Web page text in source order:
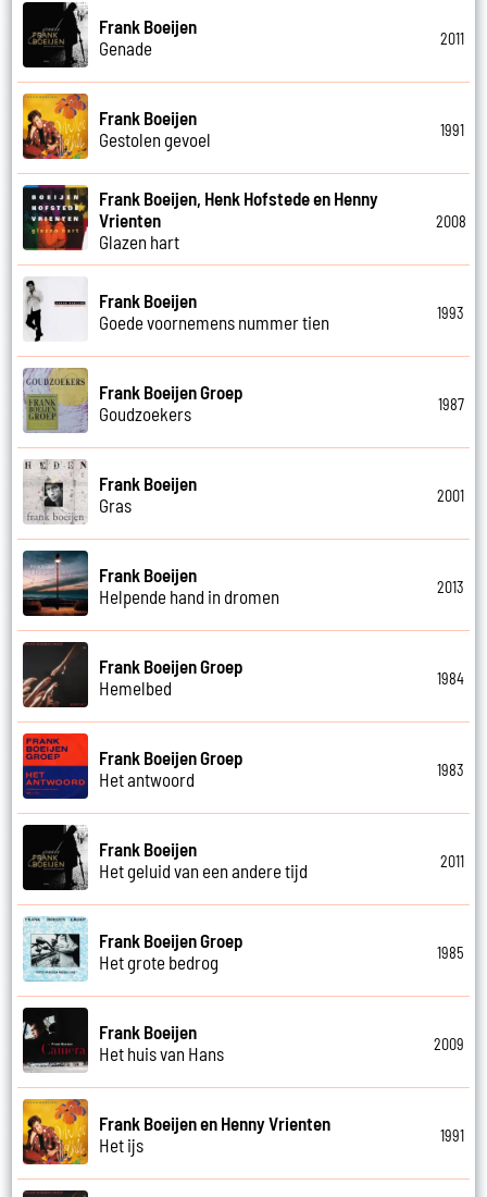
Frank Boeijen
Genade
2011
Frank Boeijen
Gestolen gevoel
1991
Frank Boeijen, Henk Hofstede en Henny
Vrienten
Glazen hart
2008
Frank Boeijen
Goede voornemens nummer tien
1993
Frank Boeijen Groep
Goudzoekers
1987
Frank Boeijen
Gras
2001
Frank Boeijen
Helpende hand in dromen
2013
Frank Boeijen Groep
Hemelbed
1984
Frank Boeijen Groep
Het antwoord
1983
Frank Boeijen
Het geluid van een andere tijd
2011
Frank Boeijen Groep
Het grote bedrog
1985
Frank Boeijen
Het huis van Hans
2009
Frank Boeijen en Henny Vrienten
Het ijs
1991